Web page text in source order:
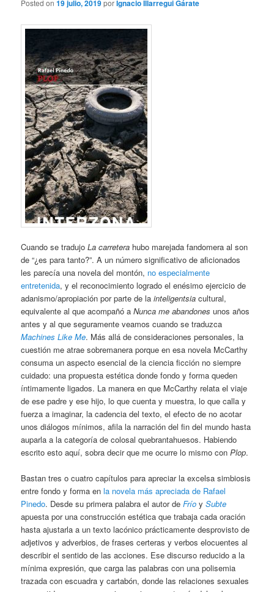
Posted on19 julio, 2019porIgnacio Illarregui Gárate
Cuando se tradujoLa carretera hubo marejada fandomera al son
de “¿es para tanto?”. A un número significativo de aficionados
les parecía una novela del montón, no especialmente
entretenida, y el reconocimiento logrado el enésimo ejercicio de
adanismo/apropiación por parte de lainteligentsia cultural,
equivalente al que acompañó aNunca me abandones unos años
antes y al que seguramente veamos cuando se traduzca
Machines Like Me. Más allá de consideraciones personales, la
cuestión me atrae sobremanera porque en esa novela McCarthy
consuma un aspecto esencial de la ciencia ficción no siempre
cuidado: una propuesta estética donde fondo y forma queden
íntimamente ligados. La manera en que McCarthy relata el viaje
de ese padre y ese hijo, lo que cuenta y muestra, lo que calla y
fuerza a imaginar, la cadencia del texto, el efecto de no acotar
unos diálogos mínimos, afila la narración del fin del mundo hasta
auparla a la categoría de colosal quebrantahuesos. Habiendo
escrito esto aquí, sobra decir que me ocurre lo mismo conPlop.
Bastan tres o cuatro capítulos para apreciar la excelsa simbiosis
entre fondo y forma enla novela más apreciada de Rafael
Pinedo. Desde su primera palabra el autor deFrío ySubte
apuesta por una construcción estética que trabaja cada oración
hasta ajustarla a un texto lacónico prácticamente desprovisto de
adjetivos y adverbios, de frases certeras y verbos elocuentes al
describir el sentido de las acciones. Ese discurso reducido a la
mínima expresión, que carga las palabras con una polisemia
trazada con escuadra y cartabón, donde las relaciones sexuales